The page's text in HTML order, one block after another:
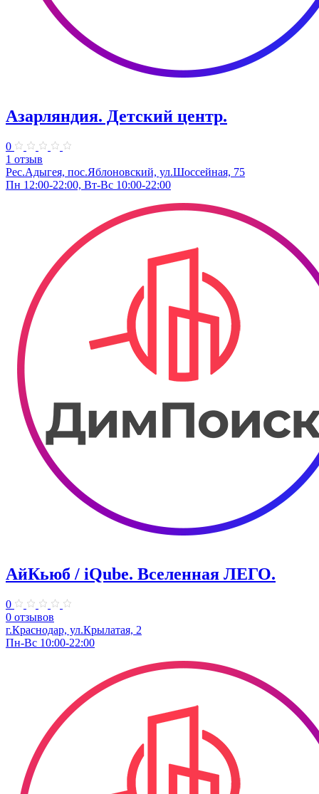
Азарляндия. ​Детский центр.
0
1 отзыв
Рес.Адыгея, пос.Яблоновский, ул.Шоссейная, 75
Пн 12:00-22:00, Вт-Вс 10:00-22:00
АйКьюб / iQube. Вселенная ЛЕГО.
0
0 отзывов
г.Краснодар, ул.Крылатая, 2
Пн-Вс 10:00-22:00